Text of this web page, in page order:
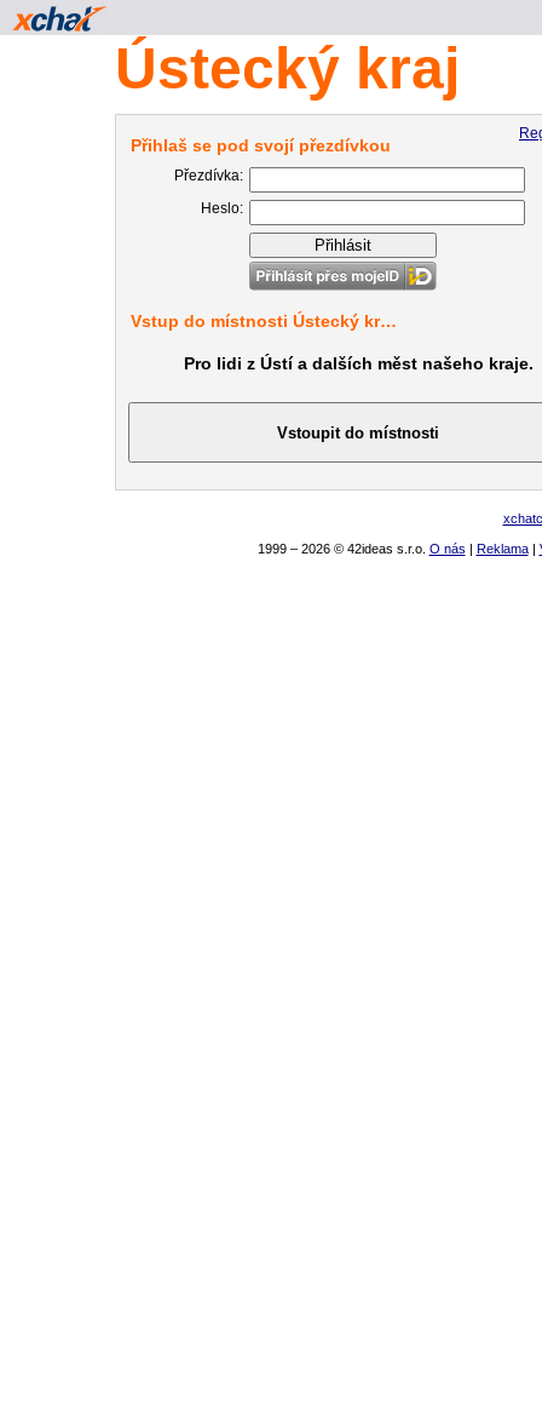
Ústecký kraj
Přihlaš se pod svojí přezdívkou
Přezdívka:
Heslo:
Vstup do místnosti Ústecký kr…
Pro lidi z Ústí a dalších měst našeho kraje.
1999 – 2026 © 42ideas s.r.o. O nás | Reklama|